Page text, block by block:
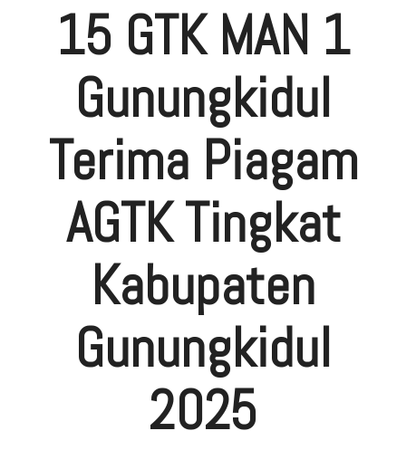
15 GTK MAN 1
Gunungkidul
Terima Piagam
AGTK Tingkat
Kabupaten
Gunungkidul
2025